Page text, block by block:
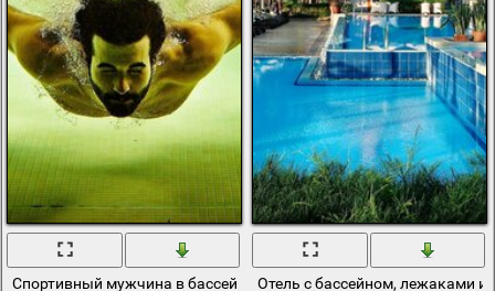
Спортивный мужчина в бассейне Отель с бассейном, лежаками и